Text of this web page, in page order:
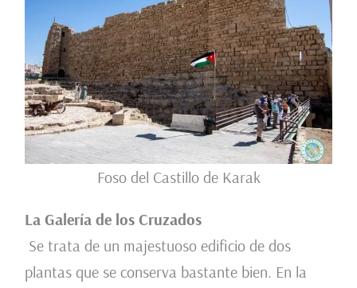
Foso del Castillo de Karak
La Galería de los Cruzados
Se trata de un majestuoso edificio de dos
plantas que se conserva bastante bien. En la